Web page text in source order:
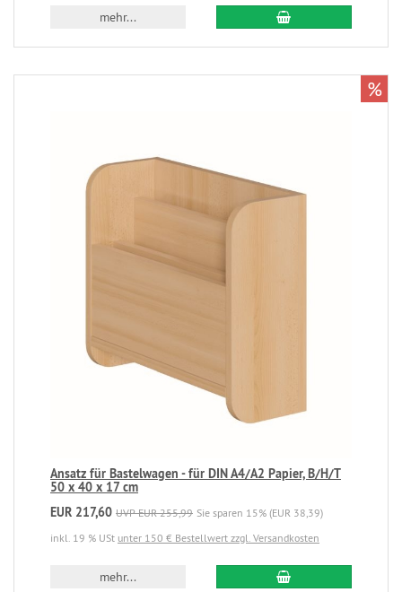
mehr...
Ansatz für Bastelwagen - für DIN A4/A2 Papier, B/H/T
50 x 40 x 17 cm
EUR 217,60 UVP EUR 255,99 Sie sparen 15% (EUR 38,39)
inkl. 19 % USt unter 150 € Bestellwert zzgl. Versandkosten
mehr...
%